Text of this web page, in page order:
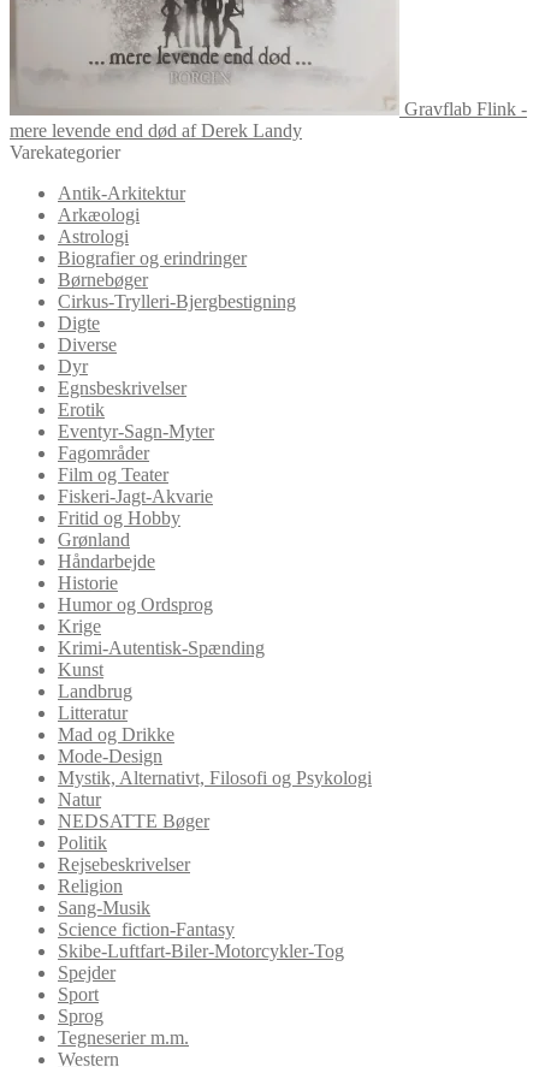
Gravflab Flink -
mere levende end død af Derek Landy
Varekategorier
Antik-Arkitektur
Arkæologi
Astrologi
Biografier og erindringer
Børnebøger
Cirkus-Trylleri-Bjergbestigning
Digte
Diverse
Dyr
Egnsbeskrivelser
Erotik
Eventyr-Sagn-Myter
Fagområder
Film og Teater
Fiskeri-Jagt-Akvarie
Fritid og Hobby
Grønland
Håndarbejde
Historie
Humor og Ordsprog
Krige
Krimi-Autentisk-Spænding
Kunst
Landbrug
Litteratur
Mad og Drikke
Mode-Design
Mystik, Alternativt, Filosofi og Psykologi
Natur
NEDSATTE Bøger
Politik
Rejsebeskrivelser
Religion
Sang-Musik
Science fiction-Fantasy
Skibe-Luftfart-Biler-Motorcykler-Tog
Spejder
Sport
Sprog
Tegneserier m.m.
Western